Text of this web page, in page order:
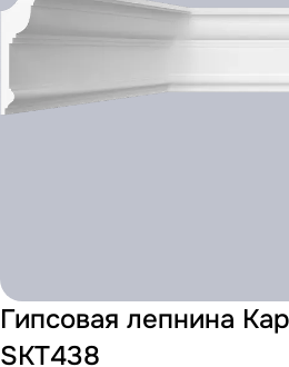
Гипсовая лепнина
SKT438